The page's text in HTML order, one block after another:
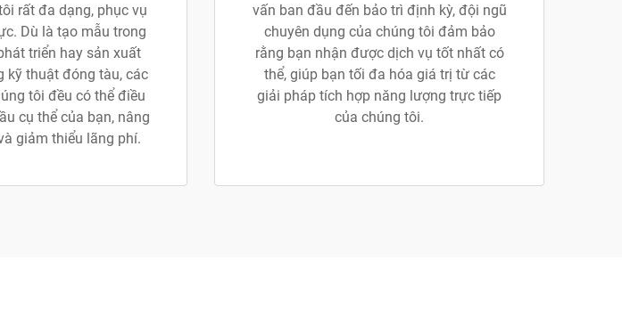
rất đa dạng, phục vụ
Dù là tạo mẫu trong
triển hay sản xuất
kỹ thuật đóng tàu, các
tôi đều có thể điều
cụ thể của bạn, nâng
giảm thiểu lãng phí.
vấn ban đầu đến bảo trì định kỳ, đội ngũ
chuyên dụng của chúng tôi đảm bảo
rằng bạn nhận được dịch vụ tốt nhất có
thể, giúp bạn tối đa hóa giá trị từ các
giải pháp tích hợp năng lượng trực tiếp
của chúng tôi.